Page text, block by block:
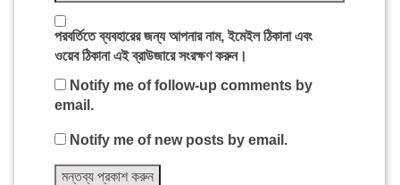
পরবর্তিতে ব্যবহারের জন্য আপনার নাম, ইমেইল ঠিকানা এবং
ওয়েব ঠিকানা এই ব্রাউজারে সংরক্ষণ করুন।
Notify me of follow-up comments by
email.
Notify me of new posts by email.